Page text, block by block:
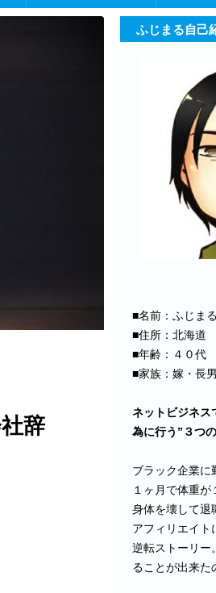
辞
ふじまる自己
■名前：ふじまる
■住所：北海道
■年齢：４０代
■家族：嫁・長
ネットビジネス
為に行う”３つ
ブラック企業に
１ヶ月で体重が
身体を壊して退
アフィリエイト
逆転ストーリー
ることが出来た